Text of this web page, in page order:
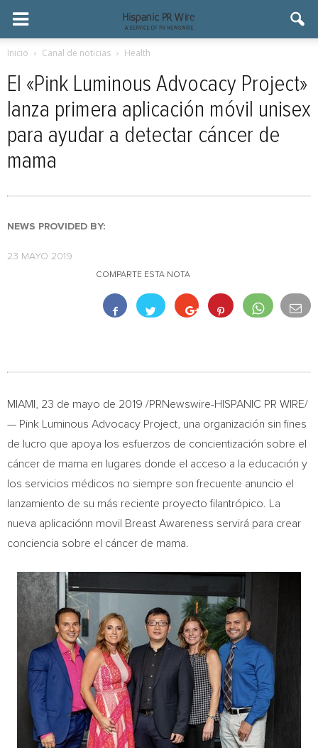
Inicio Canal de noticias Health
El «Pink Luminous Advocacy Project»
lanza primera aplicación móvil unisex
para ayudar a detectar cáncer de
mama
NEWS PROVIDED BY:
23 MAYO 2019
COMPARTE ESTA NOTA
MIAMI
, 23 de mayo de 2019 /PRNewswire-HISPANIC PR WIRE/
— Pink Luminous Advocacy Project, una organización sin fines
de lucro que apoya los esfuerzos de concientización sobre el
cáncer de mama en lugares donde el acceso a la educación y
los servicios médicos no siempre son frecuente anuncio el
lanzamiento de su más reciente proyecto filantrópico. La
nueva aplicaciónn movil Breast Awareness servirá para crear
conciencia sobre el cáncer de mama.